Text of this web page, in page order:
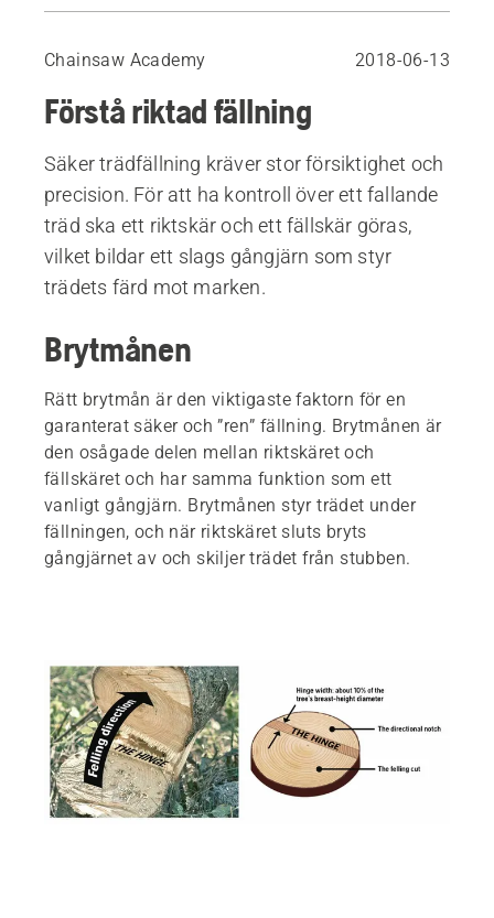
Fällskäret
Chainsaw Academy 2018-06-13
Förstå riktad fällning
Säker trädfällning kräver stor försiktighet och
precision. För att ha kontroll över ett fallande
träd ska ett riktskär och ett fällskär göras,
vilket bildar ett slags gångjärn som styr
trädets färd mot marken.
Brytmånen
Rätt brytmån är den viktigaste faktorn för en
garanterat säker och ”ren” fällning. Brytmånen är
den osågade delen mellan riktskäret och
fällskäret och har samma funktion som ett
vanligt gångjärn. Brytmånen styr trädet under
fällningen, och när riktskäret sluts bryts
gångjärnet av och skiljer trädet från stubben.